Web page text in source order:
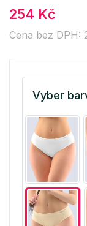
254 Kč
Cena bez DPH:
Vyber